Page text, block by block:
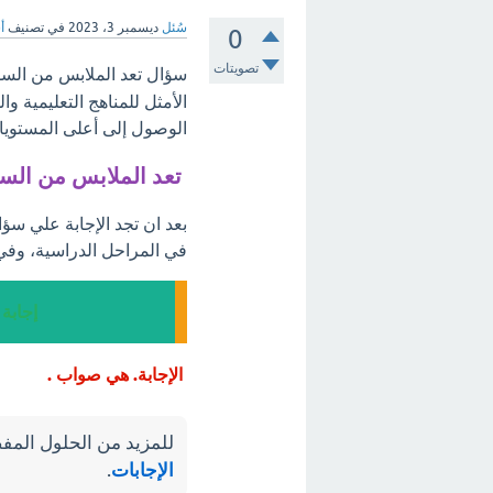
0
تصويتات
سُئل ديسمبر 3، 2023 في تصنيف
سؤال تعد الملابس من
الأمثل للمناهج
الوصول إلى أعلى
تعد الملابس من
بعد ان تجد الإجابة علي
في المراحل الدراسية،
الإجابة. هي صواب .
للمزيد من الحلول
الإجابات.